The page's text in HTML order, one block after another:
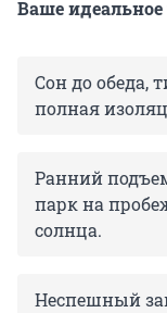
Ваше
Сон до обеда,
полная
Ранний
парк на
солнца.
Неспешный